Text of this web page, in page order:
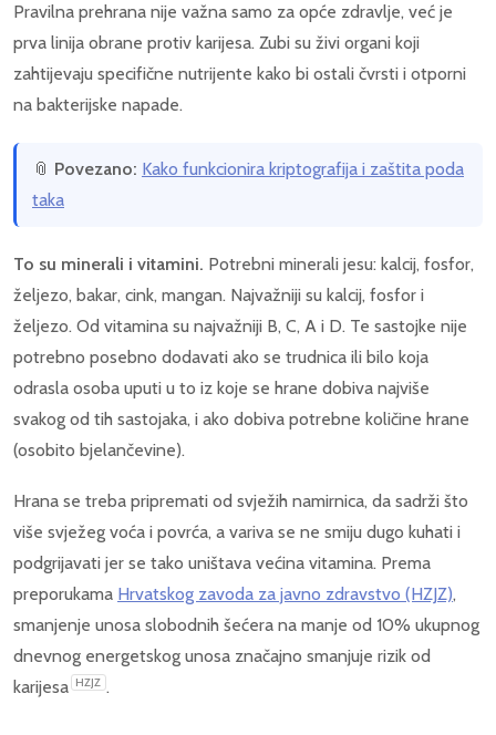
Pravilna prehrana nije važna samo za opće zdravlje, već je
prva linija obrane protiv karijesa. Zubi su živi organi koji
zahtijevaju specifične nutrijente kako bi ostali čvrsti i otporni
na bakterijske napade.
📎 Povezano: Kako funkcionira kriptografija i zaštita poda
taka
To su minerali i vitamini. Potrebni minerali jesu: kalcij, fosfor,
željezo, bakar, cink, mangan. Najvažniji su kalcij, fosfor i
željezo. Od vitamina su najvažniji B, C, A i D. Te sastojke nije
potrebno posebno dodavati ako se trudnica ili bilo koja
odrasla osoba uputi u to iz koje se hrane dobiva najviše
svakog od tih sastojaka, i ako dobiva potrebne količine hrane
(osobito bjelančevine).
Hrana se treba pripremati od svježih namirnica, da sadrži što
više svježeg voća i povrća, a variva se ne smiju dugo kuhati i
podgrijavati jer se tako uništava većina vitamina. Prema
preporukama Hrvatskog zavoda za javno zdravstvo (HZJZ),
smanjenje unosa slobodnih šećera na manje od 10% ukupnog
dnevnog energetskog unosa značajno smanjuje rizik od
karijesa HZJZ .